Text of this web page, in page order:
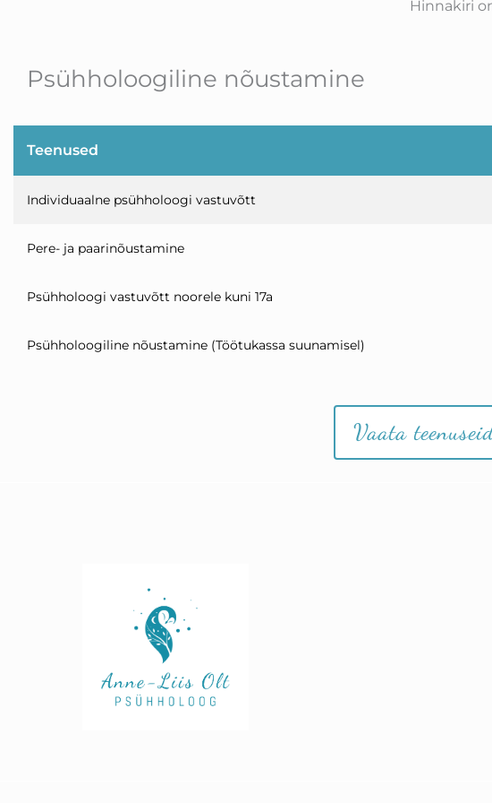
Hinnakiri
Psühholoogiline nõustamine
Teenused
Individuaalne psühholoogi vastuvõtt
Pere- ja paarinõustamine
Psühholoogi vastuvõtt noorele kuni 17a
Psühholoogiline nõustamine (Töötukassa suunamisel)
Vaata